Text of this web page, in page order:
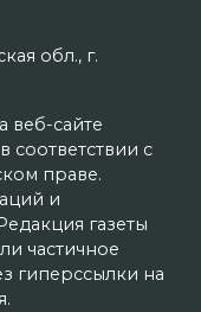
обл., г.
веб-сайте
соответствии с
праве.
и
газеты
частичное
гиперссылки на